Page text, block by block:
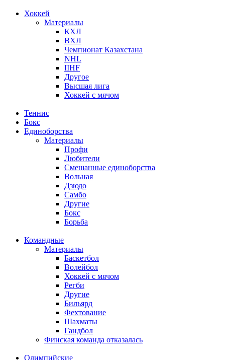
Хоккей
Материалы
КХЛ
ВХЛ
Чемпионат Казахстана
NHL
IIHF
Другое
Высшая лига
Хоккей с мячом
Теннис
Бокс
Единоборства
Материалы
Профи
Любители
Смешанные единоборства
Вольная
Дзюдо
Самбо
Другие
Бокс
Борьба
Командные
Материалы
Баскетбол
Волейбол
Хоккей с мячом
Регби
Другие
Бильярд
Фехтование
Шахматы
Гандбол
Финская команда отказалась
Олимпийские